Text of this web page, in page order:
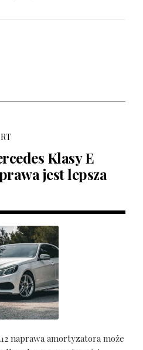
Klasy E
jest lepsza
naprawa amortyzatora może